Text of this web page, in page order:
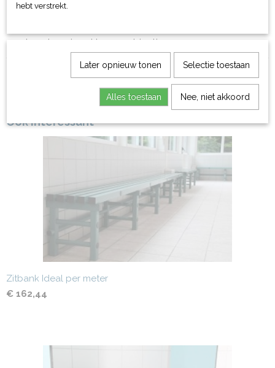
leverbaar in 3 kleurcombinaties
Ook interessant
Zitbank Ideal per meter
€ 162,44
hebt verstrekt.
Later opnieuw tonen Selectie toestaan
Alles toestaan Nee, niet akkoord